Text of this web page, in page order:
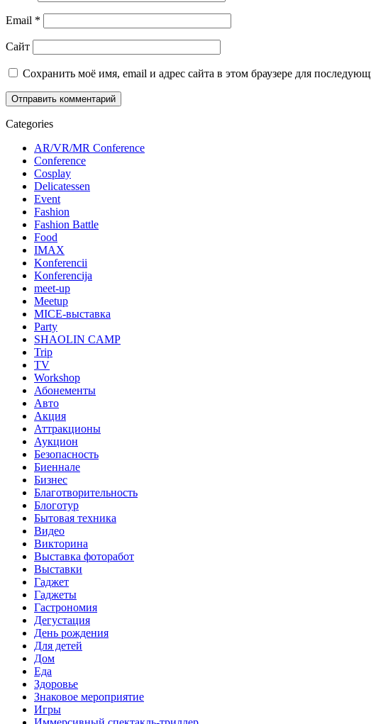
Email *
Сайт
Сохранить моё имя, email и адрес сайта в этом браузере для
Categories
AR/VR/MR Conference
Conference
Cosplay
Delicatessen
Event
Fashion
Fashion Battle
Food
IMAX
Konferencii
Konferencija
meet-up
Meetup
MICE-выставка
Party
SHAOLIN CAMP
Trip
TV
Workshop
Абонементы
Авто
Акция
Аттракционы
Аукцион
Безопасность
Биеннале
Бизнес
Благотворительность
Блоготур
Бытовая техника
Видео
Викторина
Выставка фоторабот
Выставки
Гаджет
Гаджеты
Гастрономия
Дегустация
День рождения
Для детей
Дом
Еда
Здоровье
Знаковое мероприятие
Игры